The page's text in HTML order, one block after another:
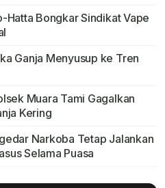
Hatta Bongkar Sindikat Vape
Ganja Menyusup ke Tren
Muara Tami Gagalkan
Kering
Narkoba Tetap Jalankan
Selama Puasa